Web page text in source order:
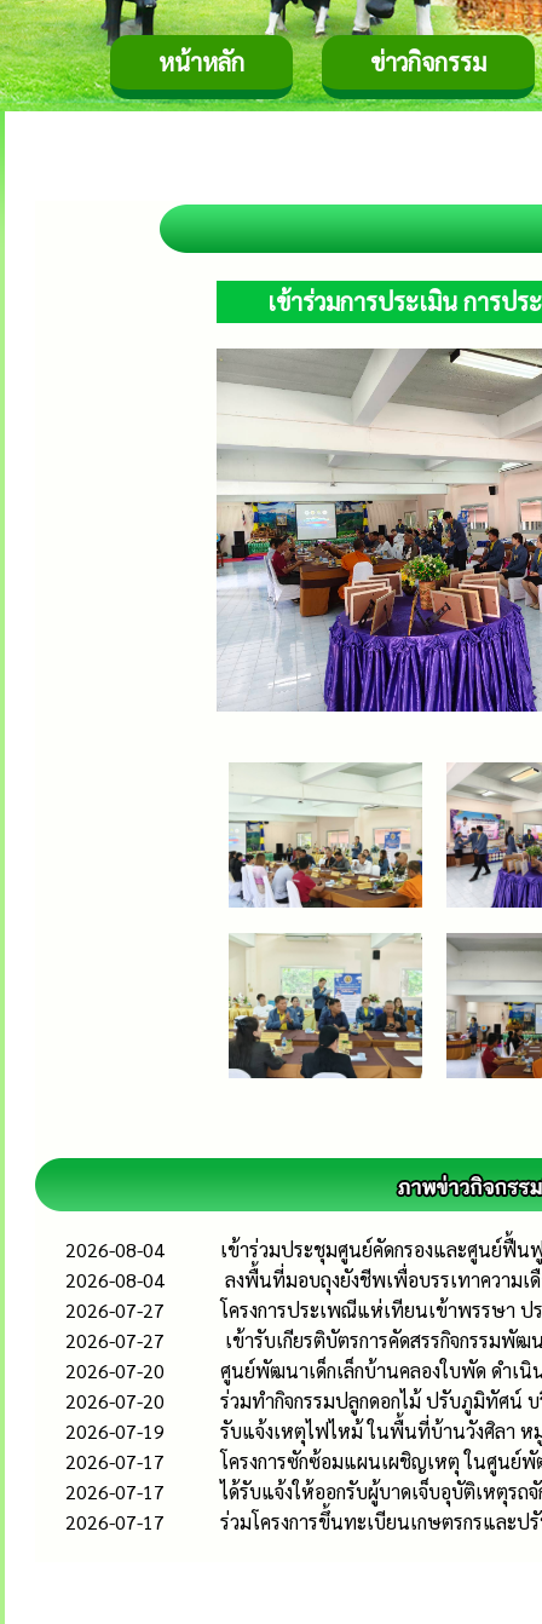
หน้าหลัก ข่าวกิจกรรม
เข้าร่วมการประเมิน การ
2026-08-04
เข้าร่วมประชุมศูนย์คัดกรองและศูนย์ฟื้น
2026-08-04
ลงพื้นที่มอบถุงยังชีพเพื่อบรรเทาความ
2026-07-27
โครงการประเพณีแห่เทียนเข้าพรรษา
2026-07-27
เข้ารับเกียรติบัตรการคัดสรรกิจกรรมพั
2026-07-20
ศูนย์พัฒนาเด็กเล็กบ้านคลองใบพัด ดำเนิ
2026-07-20
ร่วมทำกิจกรรมปลูกดอกไม้ ปรับภูมิทัศน์
2026-07-19
รับแจ้งเหตุไฟไหม้ ในพื้นที่บ้านวังศิลา ห
2026-07-17
โครงการซักซ้อมแผนเผชิญเหตุ ในศูนย์
2026-07-17
ได้รับแจ้งให้ออกรับผู้บาดเจ็บอุบัติเหตุร
2026-07-17
ร่วมโครงการขึ้นทะเบียนเกษตรกรและ